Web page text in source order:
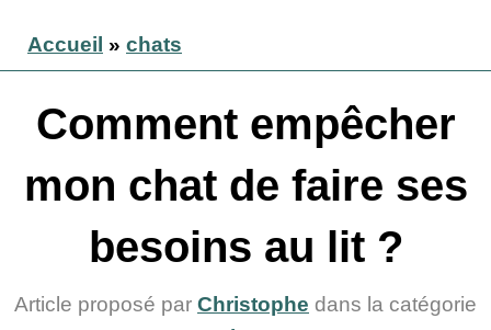
Accueil » chats
Comment empêcher
mon chat de faire ses
besoins au lit ?
Article proposé par Christophe dans la catégorie